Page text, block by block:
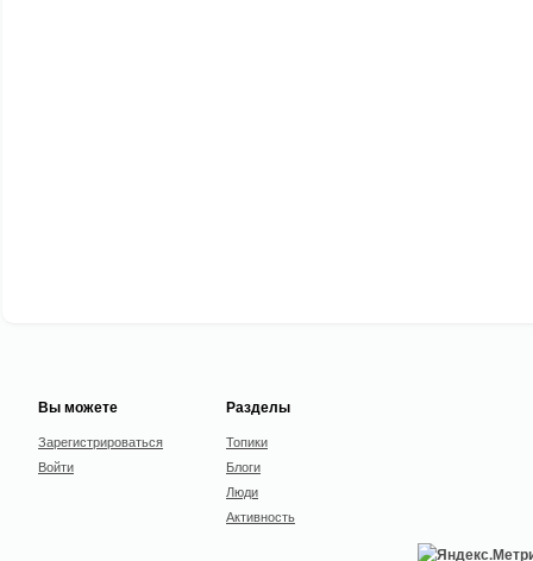
Вы можете
Зарегистрироваться
Войти
Разделы
Топики
Блоги
Люди
Активность